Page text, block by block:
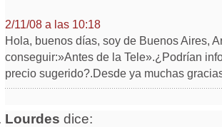
2/11/08 a las 10:18
Hola, buenos días, soy de Buenos Aires,
conseguir:»Antes de la Tele».¿Podrían
precio sugerido?.Desde ya muchas
Lourdes dice: